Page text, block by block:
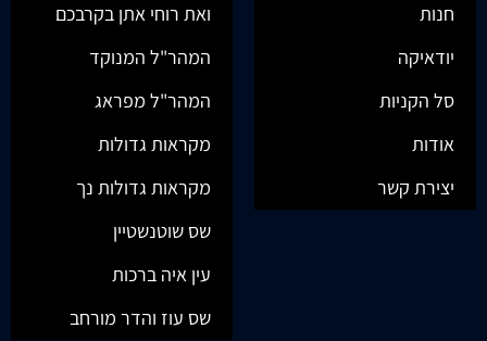
חנות
יודאיקה
סל הקניות
אודות
יצירת קשר
ואת רוחי אתן בקרבכם
המהר"ל המנוקד
המהר"ל מפראג
מקראות גדולות
מקראות גדולות נך
שס שוטנשטיין
עין איה ברכות
שס עוז והדר מורחב